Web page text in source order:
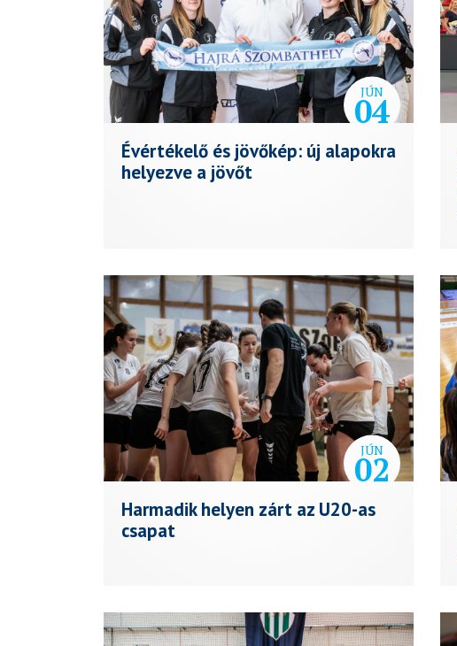
JÚN
04
Évértékelő és jövőkép: új alapokra
helyezve a jövőt
JÚN
02
Harmadik helyen zárt az U20-as
csapat